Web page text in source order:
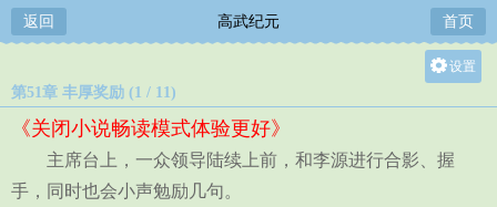
返回 高武纪元 首页
设置
中
第51章 丰厚奖励 (1 / 11)
《关闭小说畅读模式体验更好》
主席台上，一众领导陆续上前，和李源进行合影、握
手，同时也会小声勉励几句。